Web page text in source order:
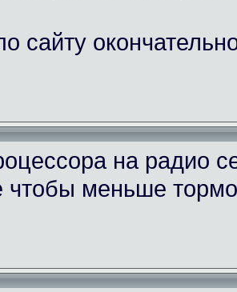
сайту
на радио
чтобы меньше